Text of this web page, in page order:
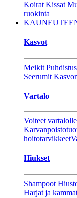
Koirat Kissat
ruokinta
Kasvot
Meikit Puhdistus
Seerumit
Vartalo
Voiteet vartalolle
hoitotarvikkeet
Hiukset
Shampoot
Harjat ja kammat